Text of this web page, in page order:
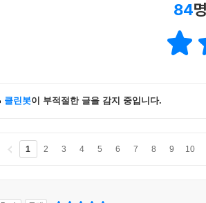
84
클린봇이 부적절한 글을 감지 중입니다.
1 2 3 4 5 6 7 8 9 10